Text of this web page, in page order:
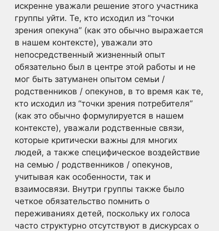
искренне уважали решение этого участника
группы уйти. Те, кто исходил из “точки
зрения опекуна” (как это обычно выражается
в нашем контексте), уважали это
непосредственный жизненный опыт
обязательно был в центре этой работы и не
мог быть затуманен опытом семьи /
родственников / опекунов, в то время как те,
кто исходил из “точки зрения потребителя”
(как это обычно формулируется в нашем
контексте), уважали родственные связи,
которые критически важны для многих
людей, а также специфическое воздействие
на семью / родственников / опекунов,
учитывая как особенности, так и
взаимосвязи. Внутри группы также было
четкое обязательство помнить о
переживаниях детей, поскольку их голоса
часто структурно отсутствуют в дискурсах о